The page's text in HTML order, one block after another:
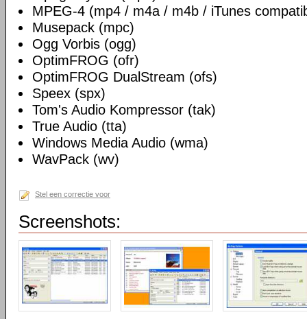
MPEG-4 (mp4 / m4a / m4b / iTunes
Musepack (mpc)
Ogg Vorbis (ogg)
OptimFROG (ofr)
OptimFROG DualStream (ofs)
Speex (spx)
Tom's Audio Kompressor (tak)
True Audio (tta)
Windows Media Audio (wma)
WavPack (wv)
Stel een correctie voor
Screenshots: